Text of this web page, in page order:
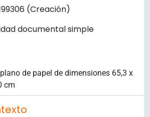
(Creación)
documental simple
de papel de dimensiones 65,3 x
cm